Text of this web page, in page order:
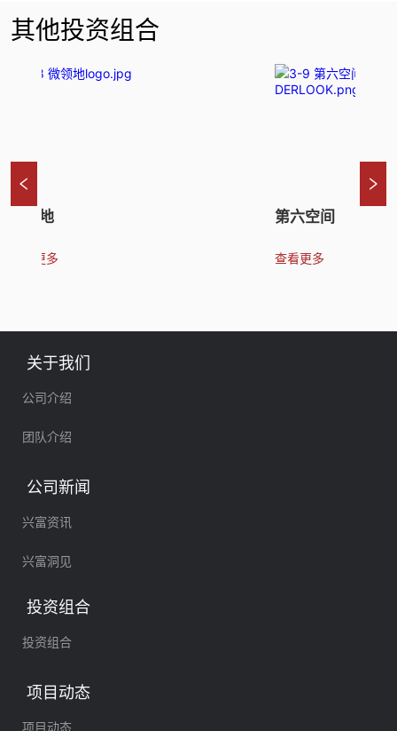
其他投资组合
领地
看更多
第六空间
查看更多
关于我们
公司介绍
团队介绍
公司新闻
兴富资讯
兴富洞见
投资组合
投资组合
项目动态
项目动态